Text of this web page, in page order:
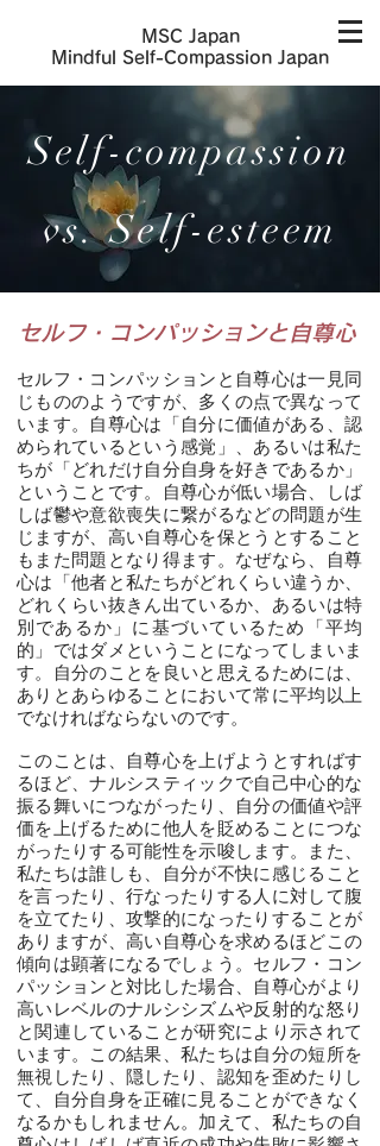
MSC Japan
​Mindful Self-Compassion Japan
Self-compassion
vs. Self-esteem
セルフ・コンパッションと自尊心
セルフ・コンパッションと自尊心は一見同
じもののようですが、多くの点で異なって
います。自尊心は「自分に価値がある、認
められているという感覚」、あるいは私た
ちが「どれだけ自分自身を好きであるか」
ということです。自尊心が低い場合、しば
しば鬱や意欲喪失に繋がるなどの問題が生
じますが、高い自尊心を保とうとすること
もまた問題となり得ます。なぜなら、自尊
心は「他者と私たちがどれくらい違うか、
どれくらい抜きん出ているか、あるいは特
別であるか」に基づいているため「平均
的」ではダメということになってしまいま
す。自分のことを良いと思えるためには、
ありとあらゆることにおいて常に平均以上
でなければならないのです。
このことは、自尊心を上げようとすればす
るほど、ナルシスティックで自己中心的な
振る舞いにつながったり、自分の価値や評
価を上げるために他人を貶めることにつな
がったりする可能性を示唆します。また、
私たちは誰しも、自分が不快に感じること
を言ったり、行なったりする人に対して腹
を立てたり、攻撃的になったりすることが
ありますが、高い自尊心を求めるほどこの
傾向は顕著になるでしょう。セルフ・コン
パッションと対比した場合、自尊心がより
高いレベルのナルシシズムや反射的な怒り
と関連していることが研究により示されて
います。この結果、私たちは自分の短所を
無視したり、隠したり、認知を歪めたりし
て、自分自身を正確に見ることができなく
なるかもしれません。加えて、私たちの自